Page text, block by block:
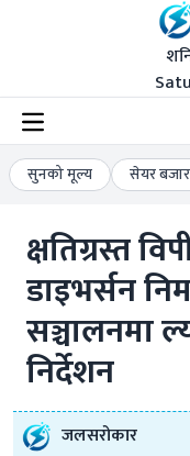
सुनको मूल्य सेयर बजार
क्षतिग्रस्त
डाइभर्सन
सञ्चालनमा
निर्देशन
जलसरोकार